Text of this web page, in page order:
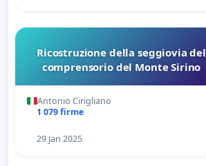
Ricostruzione della seggiovia del
comprensorio del Monte Sirino
Antonio Cirigliano
1 079 firme
29 Jan 2025